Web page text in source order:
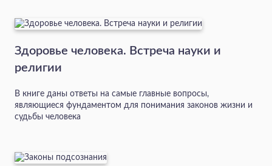
Здоровье человека. Встреча науки и
религии
В книге даны ответы на самые главные вопросы,
являющиеся фундаментом для понимания законов жизни и
судьбы человека